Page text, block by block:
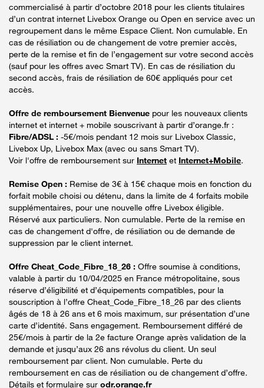
commercialisé à partir d’octobre 2018 pour les clients titulaires
d’un contrat internet Livebox Orange ou Open en service avec un
regroupement dans le même Espace Client. Non cumulable. En
cas de résiliation ou de changement de votre premier accès,
perte de la remise et fin de l’engagement sur votre second accès
(sauf pour les offres avec Smart TV). En cas de résiliation du
second accès, frais de résiliation de 60€ appliqués pour cet
accès.
Offre de remboursement Bienvenue pour les nouveaux clients
internet et internet + mobile souscrivant à partir d’orange.fr :
Fibre/ADSL : -5€/mois pendant 12 mois sur Livebox Classic,
Livebox Up, Livebox Max (avec ou sans Smart TV).
Voir l'offre de remboursement sur Internet et Internet+Mobile.
Remise Open : Remise de 3€ à 15€ chaque mois en fonction du
forfait mobile choisi ou détenu, dans la limite de 4 forfaits mobile
supplémentaires, pour une nouvelle offre Livebox éligible.
Réservé aux particuliers. Non cumulable. Perte de la remise en
cas de changement d'offre, de résiliation ou de demande de
suppression par le client internet.
Offre Cheat_Code_Fibre_18_26 : Offre soumise à conditions,
valable à partir du 10/04/2025 en France métropolitaine, sous
réserve d’éligibilité et d’équipements compatibles, pour la
souscription à l’offre Cheat_Code_Fibre_18_26 par des clients
âgés de 18 à 26 ans et 6 mois maximum, sur présentation d’une
carte d’identité. Sans engagement. Remboursement différé de
25€/mois à partir de la 2e facture Orange après validation de la
demande et jusqu’aux 26 ans révolus du client. Un seul
remboursement par client. Non cumulable. Perte du
remboursement en cas de résiliation ou de changement d’offre.
Détails et formulaire sur odr.orange.fr